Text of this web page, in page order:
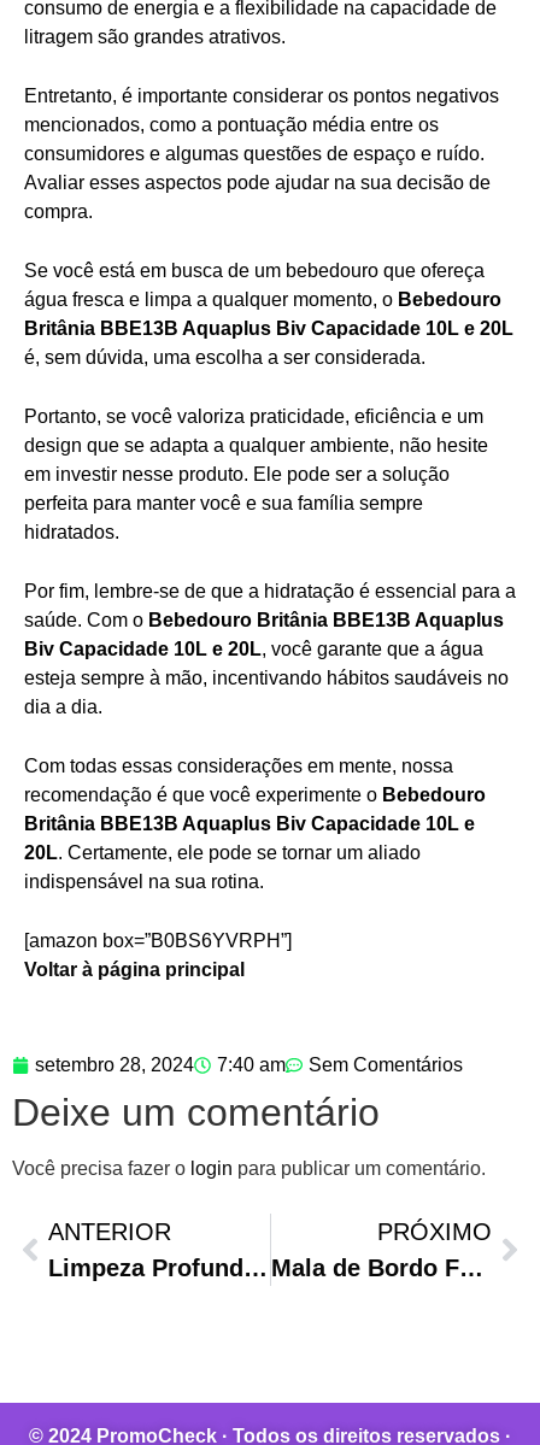
consumo de energia e a flexibilidade na capacidade de
litragem são grandes atrativos.
Entretanto, é importante considerar os pontos negativos
mencionados, como a pontuação média entre os
consumidores e algumas questões de espaço e ruído.
Avaliar esses aspectos pode ajudar na sua decisão de
compra.
Se você está em busca de um bebedouro que ofereça
água fresca e limpa a qualquer momento, o Bebedouro
Britânia BBE13B Aquaplus Biv Capacidade 10L e 20L
é, sem dúvida, uma escolha a ser considerada.
Portanto, se você valoriza praticidade, eficiência e um
design que se adapta a qualquer ambiente, não hesite
em investir nesse produto. Ele pode ser a solução
perfeita para manter você e sua família sempre
hidratados.
Por fim, lembre-se de que a hidratação é essencial para a
saúde. Com o Bebedouro Britânia BBE13B Aquaplus
Biv Capacidade 10L e 20L, você garante que a água
esteja sempre à mão, incentivando hábitos saudáveis no
dia a dia.
Com todas essas considerações em mente, nossa
recomendação é que você experimente o Bebedouro
Britânia BBE13B Aquaplus Biv Capacidade 10L e
20L. Certamente, ele pode se tornar um aliado
indispensável na sua rotina.
[amazon box=”B0BS6YVRPH”]
Voltar à página principal
setembro 28, 2024 7:40 am Sem Comentários
Deixe um comentário
Você precisa fazer o login para publicar um comentário.
ANTERIOR
Limpeza Profunda com DARROW Actine Gel 300g
PRÓXIMO
Mala de Bordo Fortt: Praticidade e Estilo!
© 2024 PromoCheck · Todos os direitos reservados ·